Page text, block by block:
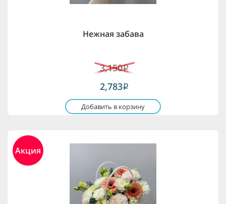
Нежная забава
3,150i
2,783i
Добавить в корзину
Акция